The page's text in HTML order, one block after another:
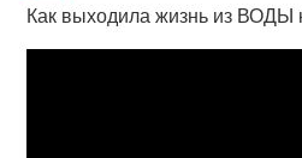
Как выходила жизнь из